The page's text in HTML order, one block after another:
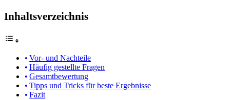
Inhaltsverzeichnis
Vor- und Nachteile
Häufig gestellte Fragen
Gesamtbewertung
Tipps und Tricks für beste Ergebnisse
Fazit